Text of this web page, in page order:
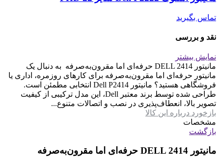
تماس بگیرید
نقد و بررسی
نمایش بیشتر
مانیتور DELL 2414 حرفه‌ای اما مقرون‌به‌صرفه به دنبال یک
مانیتور حرفه‌ای اما مقرون‌به‌صرفه برای کارهای روزمره، اداری یا
فروشگاهی هستید؟ مانیتور Dell P2414 انتخابی مطمئن است.
طراحی شده توسط برند معتبر Dell، این مدل ترکیبی از کیفیت
تصویر بالا، انعطاف‌پذیری در نصب و اتصالات متنوع...
بازخورد درباره این کالا
مشخصات
بازگشت
مانیتور DELL 2414 حرفه‌ای اما مقرون‌به‌صرفه